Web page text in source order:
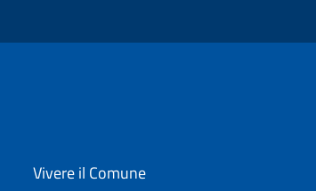
Vivere il Comune